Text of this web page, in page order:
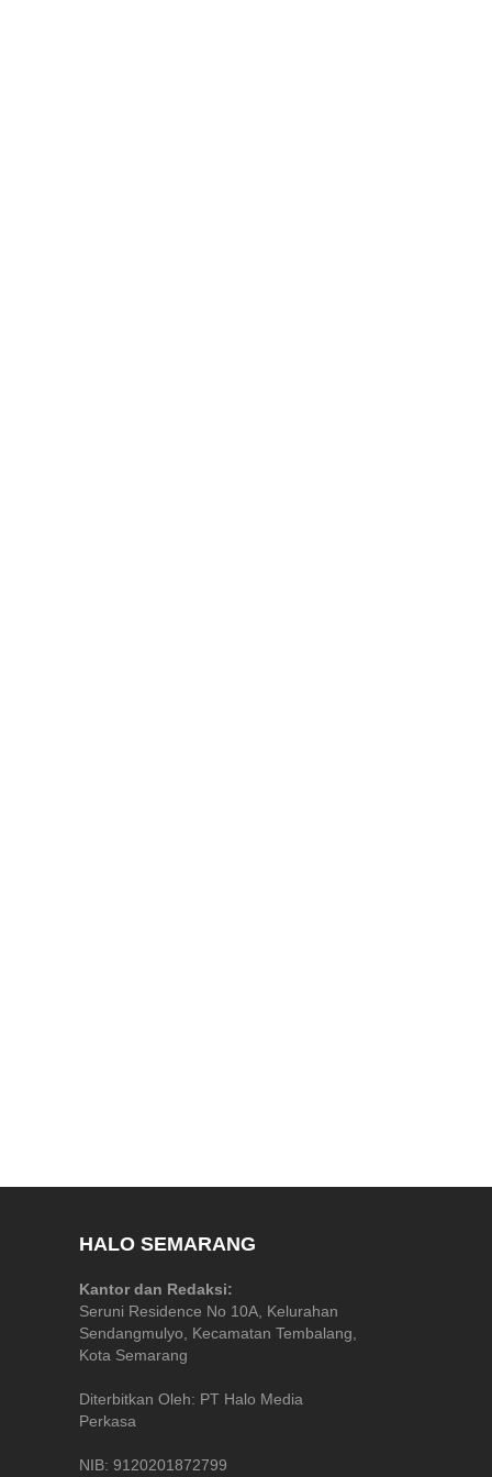
HALO SEMARANG
Kantor dan Redaksi:
Seruni Residence No 10A, Kelurahan
Sendangmulyo, Kecamatan Tembalang,
Kota Semarang
Diterbitkan Oleh: PT Halo Media
Perkasa
NIB: 9120201872799